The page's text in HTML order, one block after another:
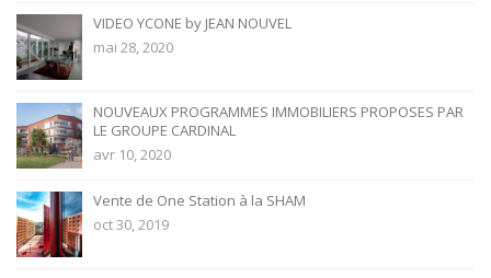
VIDEO YCONE by JEAN NOUVEL
mai 28, 2020
NOUVEAUX PROGRAMMES IMMOBILIERS PROPOSES PAR
LE GROUPE CARDINAL
avr 10, 2020
Vente de One Station à la SHAM
oct 30, 2019